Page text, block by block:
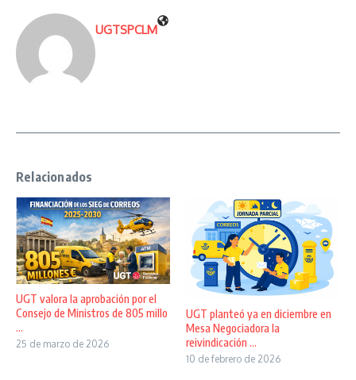
UGTSPCLM
Relacionados
UGT valora la aprobación por el
Consejo de Ministros de 805 millo
...
25 de marzo de 2026
UGT planteó ya en diciembre en
Mesa Negociadora la
reivindicación ...
10 de febrero de 2026